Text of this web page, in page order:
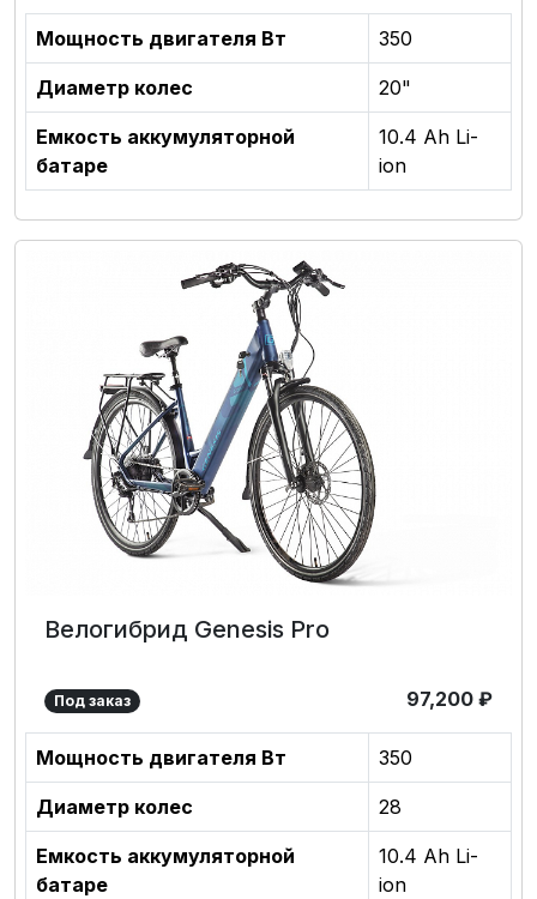
Мощность двигателя Вт 350
Диаметр колес 20"
Емкость аккумуляторной
батаре
10.4 Ah Li-
ion
Велогибрид Genesis Pro
Под заказ 97,200 ₽
Мощность двигателя Вт 350
Диаметр колес 28
Емкость аккумуляторной
батаре
10.4 Ah Li-
ion